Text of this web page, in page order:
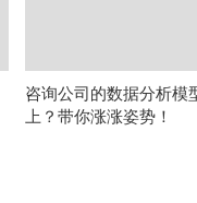
咨询公司的数据分析模
上？带你涨涨姿势！